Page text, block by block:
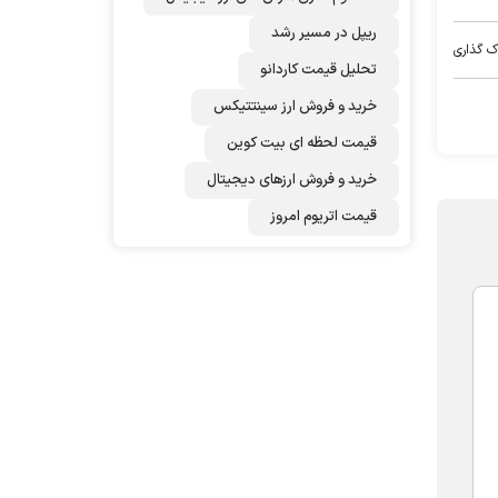
گذاری
ریپل در مسیر رشد
تحلیل قیمت کاردانو
خرید و فروش ارز سینتتیکس
قیمت لحظه ای بیت کوین
خرید و فروش ارزهای دیجیتال
قیمت اتریوم امروز